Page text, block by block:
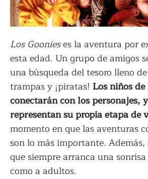
Los Goonieses la aventura por
esta edad. Un grupo de amigos
una búsqueda del tesoro lleno
trampas y ¡piratas! Los niños
conectarán con los personajes,
representan su propia etapa de
momento en que las aventuras
son lo más importante.
que siempre arranca una
como a adultos.